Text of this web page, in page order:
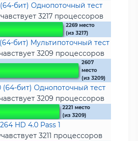
бит) Однопоточный тест
3217 процессоров
2269 место
(из 3217)
бит) Мультипоточный тест
3209 процессоров
2607
место
(из 3209)
(64-бит) Однопоточный тест
3209 процессоров
2221 место
(из 3209)
HD 4.0 Pass 1
3211 процессоров